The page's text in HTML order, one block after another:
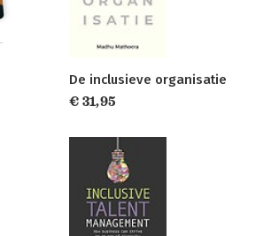
De inclusieve organisatie
€ 31,95